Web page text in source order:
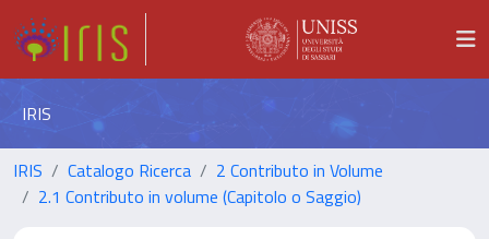
IRIS
IRIS Catalogo Ricerca
2 Contributo in Volume
2.1 Contributo in volume (Capitolo o Saggio)